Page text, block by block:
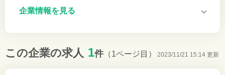
企業情報を見る
この企業の求人 1件 （1ページ目） 2023/11/21 15:14 更新